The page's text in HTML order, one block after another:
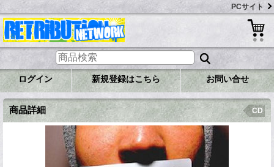
PCサイト
ログイン 新規登録はこちら お問い合せ
商品詳細 CD